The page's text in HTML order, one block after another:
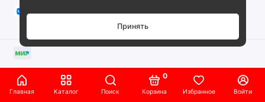
Главная Каталог Поиск Корзина
0
Избранное Войти
Принять